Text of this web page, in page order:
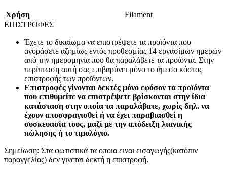
Χρήση
Filament
ΕΠΙΣΤΡΟΦΕΣ
Έχετε το δικαίωμα να επιστρέψετε τα προϊόντα που
αγοράσετε αζημίως εντός προθεσμίας 14 εργασίμων ημερών
από την ημερομηνία που θα παραλάβετε τα προϊόντα. Στην
περίπτωση αυτή σας επιβαρύνει μόνο το άμεσο κόστος
επιστροφής των προϊόντων.
Επιστροφές γίνονται δεκτές μόνο εφόσον τα προϊόντα
που επιθυμείτε να επιστρέψετε βρίσκονται στην ίδια
κατάσταση στην οποία τα παραλάβατε, χωρίς δηλ. να
έχουν αποσφραγισθεί ή να έχει παραβιασθεί η
συσκευασία τους, μαζί με την απόδειξη λιανικής
πώλησης ή το τιμολόγιο.
Σημείωση: Στα φωτιστικά τα οποια ειναι εισαγωγής(κατόπιν
παραγγελίας) δεν γινεται δεκτή η επιστροφή.